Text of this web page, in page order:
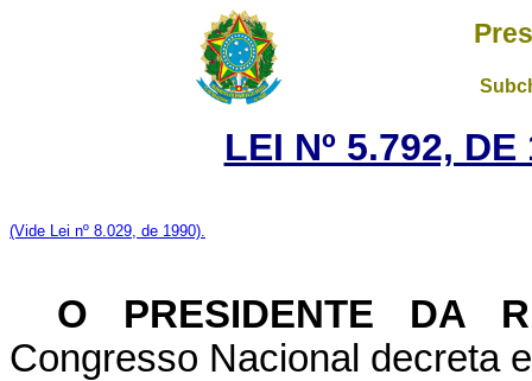
LEI Nº 5.792,
(Vide Lei nº 8.029, de 1990).
O PRESIDENTE DA
Congresso Nacional decreta